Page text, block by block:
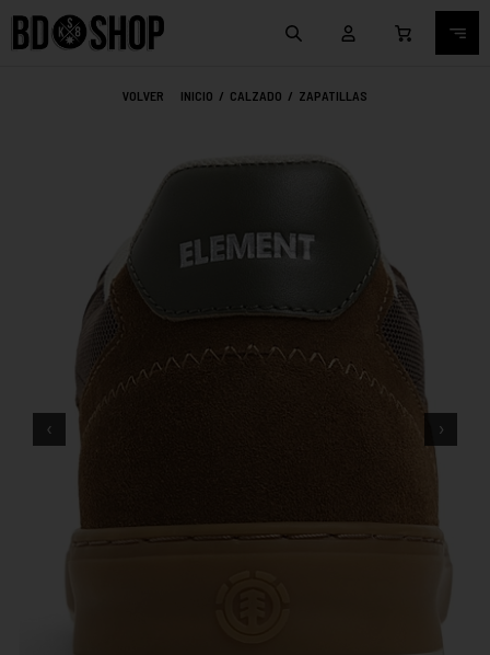
VOLVER INICIO / CALZADO / ZAPATILLAS
‹ ›